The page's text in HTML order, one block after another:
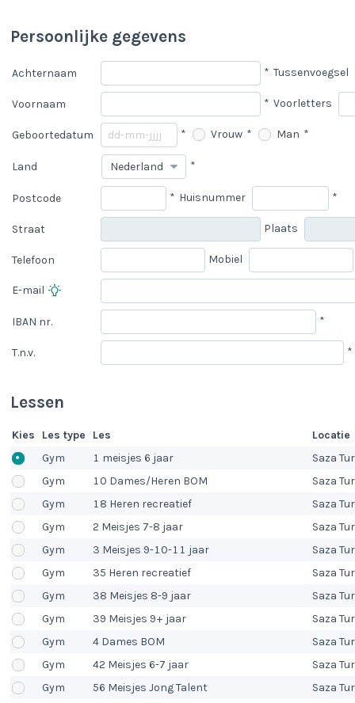
Persoonlijke gegevens
Achternaam * Tussenvoegsel
Voornaam * Voorletters
Geboortedatum * Vrouw * Man *
Land *
Postcode * Huisnummer *
Straat Plaats
Telefoon Mobiel
E-mail
IBAN nr. *
T.n.v. *
Lessen
Kies Les type Les
Locatie
Gym
1 meisjes 6 jaar
Saza
Gym
10 Dames/Heren BOM
Saza
Gym
18 Heren recreatief
Saza
Gym
2 Meisjes 7-8 jaar
Saza
Gym
3 Meisjes 9-10-11 jaar
Saza
Gym
35 Heren recreatief
Saza
Gym
38 Meisjes 8-9 jaar
Saza
Gym
39 Meisjes 9+ jaar
Saza
Gym
4 Dames BOM
Saza
Gym
42 Meisjes 6-7 jaar
Saza
Gym
56 Meisjes Jong Talent
Saza